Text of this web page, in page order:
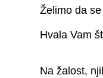
Želimo da
Hvala Vam
Na žalost,